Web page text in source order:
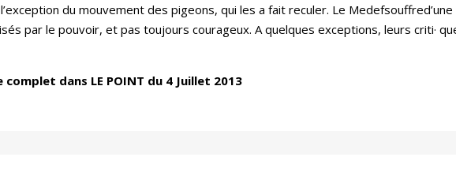
du mouvement des pigeons, qui les a fait reculer. Le
par le pouvoir, et pas toujours courageux. A quelques exceptions, leurs criti·
dans LE POINT du 4 Juillet 2013